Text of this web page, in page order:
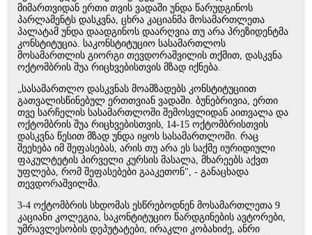
მიმართვიდან ერთი თვის ვადაში უნდა წარუდგინოს
პარლამენტს დასკვნა, ცხრა კაციანმა მოსამართლეთა
პალატამ უნდა დაადგინოს დაარღვია თუ არა პრეზიდენტმა
კონსტიტუცია. საკონსტიტუციო სასამართლოს
მოსამართლის გიორგი თევდორაშვილის თქმით, დასკვნა
ოქტომბრის შუა რიცხვებისთვის მზად იქნება.
„სასამართლო დასკვნას მოამზადებს კონსტიტუციით
გათვალისწინებულ ერთთვიან ვადაში. ბუნებრივია, ერთი
თვე სარჩელის სასამართლოში შემოსვლიდან აითვალა და
ოქტომბრის შუა რიცხვებისთვის, 14-15 ოქტომბრისთვის
დასკვნა წესით მზად უნდა იყოს სასამართლოში. რაც
შეეხება იმ შეფასებას, არის თუ არა ეს საქმე იურიდიული
ფაკულტეტის პირველი კურსის მასალა, მხარეებს აქვთ
უფლება, რომ შეფასებები გააკეთონ", - განაცხადა
თევდორაშვილმა.
3-4 ოქტომბრის სხდომას ესწრებოდნენ მოსამართლეთა 9
კაციანი კოლეგია, საკონტიტუციო წარდგინების ავტორები,
უმრავლესობის დეპუტატები, ირაკლი კობახიძე, ანრი